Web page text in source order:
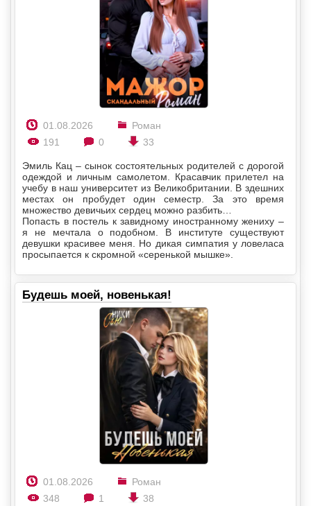
01.08.2026
Роман
191
0 33
Эмиль Кац – сынок состоятельных родителей с дорогой
одеждой и личным самолетом. Красавчик прилетел на
учебу в наш университет из Великобритании. В здешних
местах он пробудет один семестр. За это время
множество девичьих сердец можно разбить…
Попасть в постель к завидному иностранному жениху –
я не мечтала о подобном. В институте существуют
девушки красивее меня. Но дикая симпатия у ловеласа
просыпается к скромной «серенькой мышке».
Будешь моей, новенькая!
01.08.2026
Роман
348
1 38